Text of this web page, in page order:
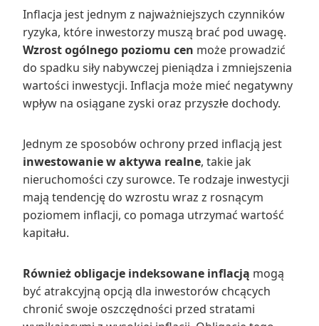
Inflacja jest jednym z najważniejszych czynników
ryzyka, które inwestorzy muszą brać pod uwagę.
Wzrost ogólnego poziomu cen może prowadzić
do spadku siły nabywczej pieniądza i zmniejszenia
wartości inwestycji. Inflacja może mieć negatywny
wpływ na osiągane zyski oraz przyszłe dochody.
Jednym ze sposobów ochrony przed inflacją jest
inwestowanie w aktywa realne, takie jak
nieruchomości czy surowce. Te rodzaje inwestycji
mają tendencję do wzrostu wraz z rosnącym
poziomem inflacji, co pomaga utrzymać wartość
kapitału.
Również obligacje indeksowane inflacją mogą
być atrakcyjną opcją dla inwestorów chcących
chronić swoje oszczędności przed stratami